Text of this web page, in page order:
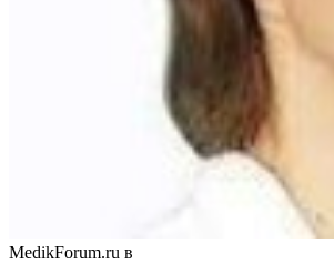
MedikForum.ru в